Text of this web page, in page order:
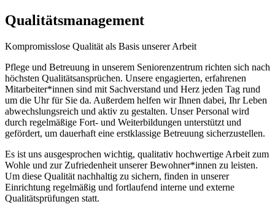
Qualitätsmanagement
Kompromisslose Qualität als Basis unserer Arbeit
Pflege und Betreuung in unserem Seniorenzentrum richten sich nach
höchsten Qualitätsansprüchen. Unsere engagierten, erfahrenen
Mitarbeiter*innen sind mit Sachverstand und Herz jeden Tag rund
um die Uhr für Sie da. Außerdem helfen wir Ihnen dabei, Ihr Leben
abwechslungsreich und aktiv zu gestalten. Unser Personal wird
durch regelmäßige Fort- und Weiterbildungen unterstützt und
gefördert, um dauerhaft eine erstklassige Betreuung sicherzustellen.
Es ist uns ausgesprochen wichtig, qualitativ hochwertige Arbeit zum
Wohle und zur Zufriedenheit unserer Bewohner*innen zu leisten.
Um diese Qualität nachhaltig zu sichern, finden in unserer
Einrichtung regelmäßig und fortlaufend interne und externe
Qualitätsprüfungen statt.